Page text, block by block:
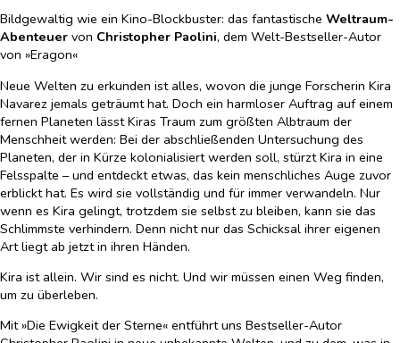
Bildgewaltig wie ein Kino-Blockbuster: das fantastische Weltraum-
Abenteuer von Christopher Paolini, dem Welt-Bestseller-Autor
von »Eragon«
Neue Welten zu erkunden ist alles, wovon die junge Forscherin Kira
Navarez jemals geträumt hat. Doch ein harmloser Auftrag auf einem
fernen Planeten lässt Kiras Traum zum größten Albtraum der
Menschheit werden: Bei der abschließenden Untersuchung des
Planeten, der in Kürze kolonialisiert werden soll, stürzt Kira in eine
Felsspalte – und entdeckt etwas, das kein menschliches Auge zuvor
erblickt hat. Es wird sie vollständig und für immer verwandeln. Nur
wenn es Kira gelingt, trotzdem sie selbst zu bleiben, kann sie das
Schlimmste verhindern. Denn nicht nur das Schicksal ihrer eigenen
Art liegt ab jetzt in ihren Händen.
Kira ist allein. Wir sind es nicht. Und wir müssen einen Weg finden,
um zu überleben.
Mit »Die Ewigkeit der Sterne« entführt uns Bestseller-Autor